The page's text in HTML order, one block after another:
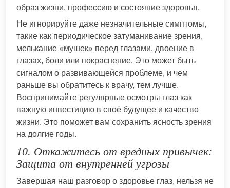
образ жизни, профессию и состояние здоровья.
Не игнорируйте даже незначительные симптомы,
такие как периодическое затуманивание зрения,
мелькание «мушек» перед глазами, двоение в
глазах, боли или покраснение. Это может быть
сигналом о развивающейся проблеме, и чем
раньше вы обратитесь к врачу, тем лучше.
Воспринимайте регулярные осмотры глаз как
важную инвестицию в своё будущее и качество
жизни. Это поможет вам сохранить ясность зрения
на долгие годы.
10. Откажитесь от вредных привычек:
Защита от внутренней угрозы
Завершая наш разговор о здоровье глаз, нельзя не